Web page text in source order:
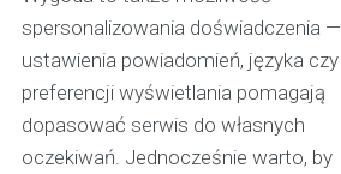
spersonalizowania doświadczenia —
ustawienia powiadomień, języka czy
preferencji wyświetlania pomagają
dopasować serwis do własnych
oczekiwań. Jednocześnie warto, by